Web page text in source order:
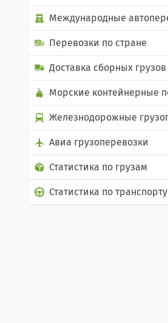
Перевозки по стране
Доставка сборных грузов
Авиа грузоперевозки
Статистика по грузам
Статистика по транспорту